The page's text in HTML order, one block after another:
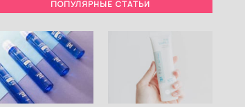
ПОПУЛЯРНЫЕ СТАТЬИ